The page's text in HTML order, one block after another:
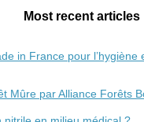
Most recent articles
in France pour
Mûre par Alliance Forêts